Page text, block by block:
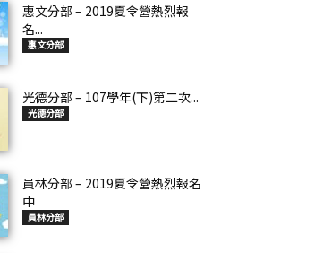
惠文分部 – 2019夏令營熱烈報
名...
惠文分部
光德分部 – 107學年(下)第二次...
光德分部
員林分部 – 2019夏令營熱烈報名
中
員林分部